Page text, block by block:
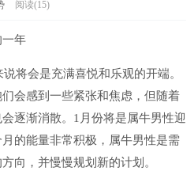
阅读(15)
一年
将会是充满喜悦和乐观的开端。
会感到一些紧张和焦虑，但随着
逐渐消散。1月份将是属牛男性迎
的能量非常积极，属牛男性是需
向，并慢慢规划新的计划。